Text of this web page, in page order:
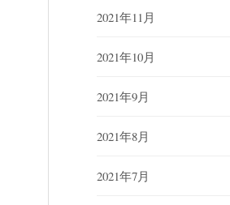
2021年11月
2021年10月
2021年9月
2021年8月
2021年7月